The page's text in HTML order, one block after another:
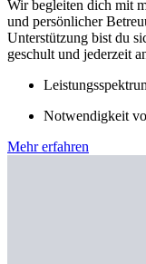
Wir begleiten dich mit
und persönlicher
Unterstützung bist du
geschult und jederzeit
Notwendigkeit
Mehr erfahren